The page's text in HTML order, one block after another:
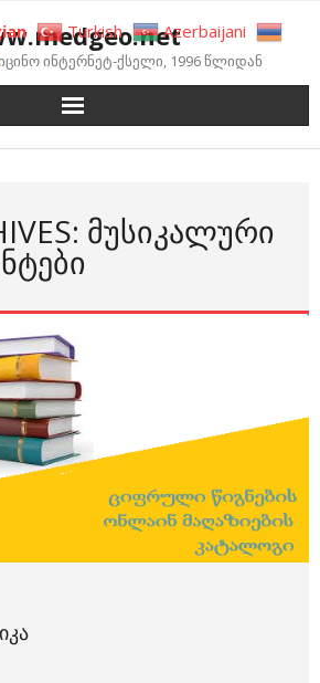
ინტერნეტ-ქსელი, 1996 წლიდან
ᲛᲣᲡᲘᲙᲐᲚᲣᲠᲘ
Turkish
Azerbaijani